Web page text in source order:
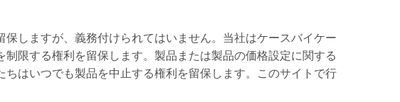
しますが、義務付けられてはいません。当社はケースバイケー
限する権利を留保します。製品または製品の価格設定に関する
はいつでも製品を中止する権利を留保します。このサイトで行